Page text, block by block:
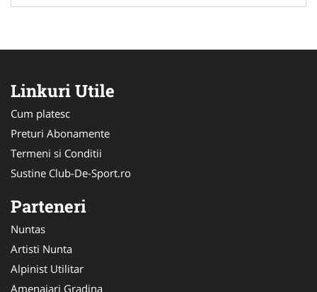
Linkuri Utile
Cum platesc
Preturi Abonamente
Termeni si Conditii
Sustine Club-De-Sport.ro
Parteneri
Nuntas
Artisti Nunta
Alpinist Utilitar
Amenajari Gradina